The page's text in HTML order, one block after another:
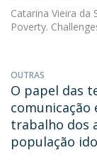
Catarina Vieira da
Poverty.
OUTRAS
O papel das
comunicação
trabalho dos
população